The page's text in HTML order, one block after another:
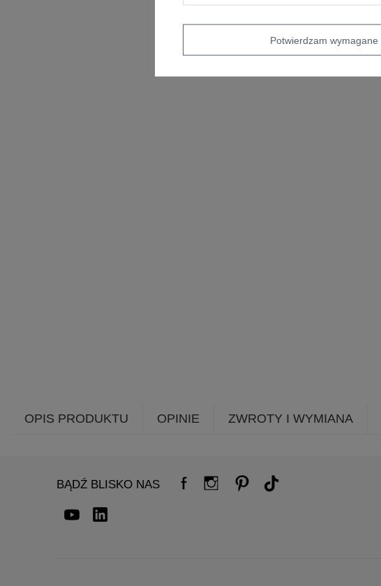
OPIS PRODUKTU OPINIE ZWROTY I WYMIANA
BĄDŹ BLISKO NAS
Potwierdzam wymagane